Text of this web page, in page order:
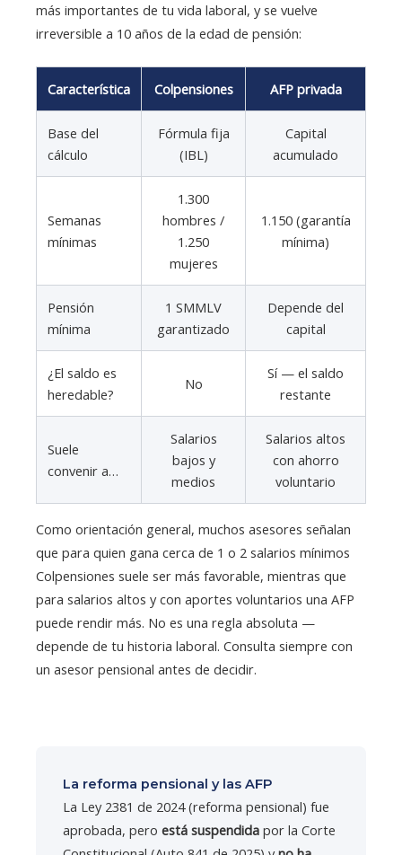
más importantes de tu vida laboral, y se vuelve
irreversible a 10 años de la edad de pensión:
Característica Colpensiones AFP privada
Base del
cálculo
Fórmula fija
(IBL)
Capital
acumulado
Semanas
mínimas
1.300
hombres /
1.250
mujeres
1.150 (garantía
mínima)
Pensión
mínima
1 SMMLV
garantizado
Depende del
capital
¿El saldo es
heredable?
No
Sí — el saldo
restante
Suele
convenir a…
Salarios
bajos y
medios
Salarios altos
con ahorro
voluntario
Como orientación general, muchos asesores señalan
que para quien gana cerca de 1 o 2 salarios mínimos
Colpensiones suele ser más favorable, mientras que
para salarios altos y con aportes voluntarios una AFP
puede rendir más. No es una regla absoluta —
depende de tu historia laboral. Consulta siempre con
un asesor pensional antes de decidir.
La reforma pensional y las AFP
La Ley 2381 de 2024 (reforma pensional) fue
aprobada, pero está suspendida por la Corte